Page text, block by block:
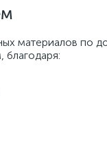
материалов по